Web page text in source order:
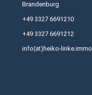
Brandenburg
+49 3327 6691210
+49 3327 6691212
info(at)heiko-linke.immo